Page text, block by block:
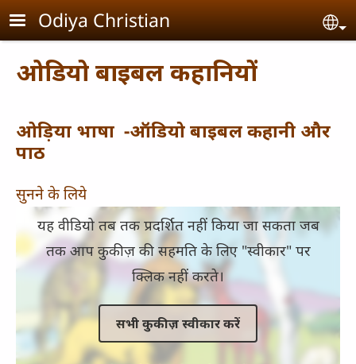
Skip to main content
Odiya Christian
ओडियो बाइबल कहानियों
ओड़िया भाषा -ऑडियो बाइबल कहानी और
पाठ
सुनने के लिये
यह वीडियो तब तक प्रदर्शित नहीं किया जा सकता जब
तक आप कुकीज़ की सहमति के लिए "स्वीकार" पर
क्लिक नहीं करते।
सभी कुकीज़ स्वीकार करें